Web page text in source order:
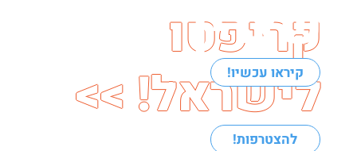
קריפטו
לישראל! >>
!להצטרפות
שצריך >>
!קיראו עכשיו